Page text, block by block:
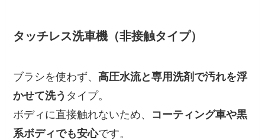
タッチレス洗車機（非接触タイプ）
ブラシを使わず、高圧水流と専用洗剤で汚れを浮
かせて洗う タイプ。
ボディに直接触れないため、 コーティング車や黒
系ボディでも安心です。